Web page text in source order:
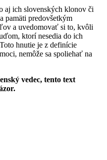
aj ich slovenských klonov či
pamäti predovšetkým
a uvedomovať si to, kvôli
ktorí nesedia do ich
hnutie je z definície
nemôže sa spoliehať na
vedec, tento text